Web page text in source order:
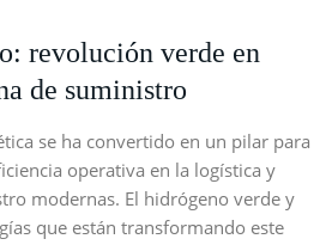
revolución verde en
de suministro
se ha convertido en un pilar para
operativa en la logística y
modernas. El hidrógeno verde y
que están transformando este